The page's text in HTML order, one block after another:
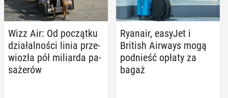
Wizz Air: Od po­cząt­ku
dzia­łal­no­ści linia prze­
wio­zła pół mi­liar­da pa­
sa­że­rów
Ryanair, easyJet i
British Airways mogą
pod­nieść opłaty za
bagaż